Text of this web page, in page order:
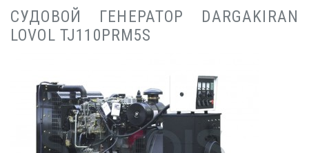
СУДОВОЙ ГЕНЕРАТОР DARGAKIRAN
LOVOL TJ110PRM5S